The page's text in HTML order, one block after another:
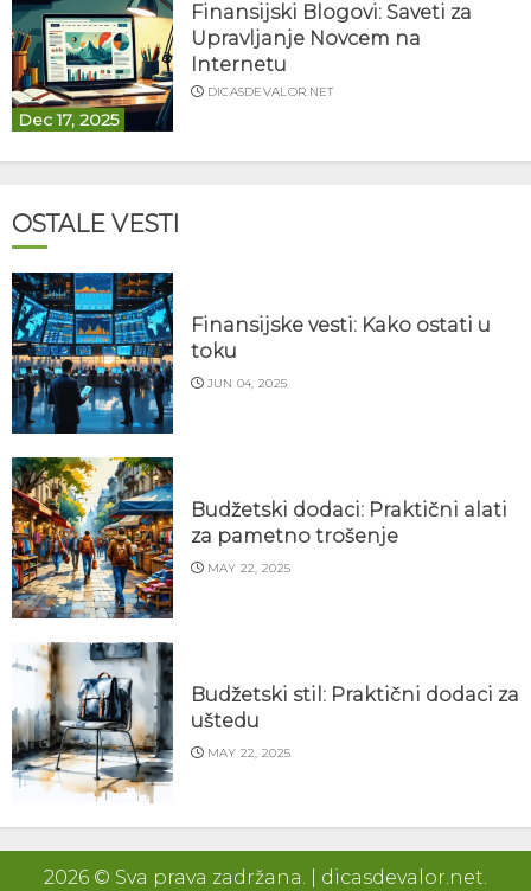
Dec 17, 2025
Finansijski Blogovi: Saveti za
Upravljanje Novcem na
Internetu
DICASDEVALOR.NET
OSTALE VESTI
Finansijske vesti: Kako ostati u
toku
JUN 04, 2025
Budžetski dodaci: Praktični alati
za pametno trošenje
MAY 22, 2025
Budžetski stil: Praktični dodaci za
uštedu
MAY 22, 2025
2026 © Sva prava zadržana. dicasdevalor.net.